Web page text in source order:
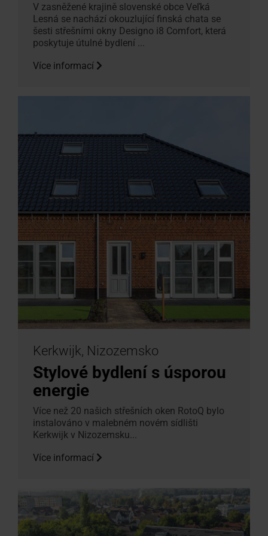
V zasněžené krajině slovenské obce Veľká
Lesná se nachází okouzlující finská chata se
šesti střešními okny Designo i8 Comfort, která
poskytuje útulné bydlení ...
Více informací
Kerkwijk, Nizozemsko
Stylové bydlení s úsporou
energie
Více než 20 našich střešních oken RotoQ bylo
instalováno v malebném novém sídlišti
Kerkwijk v Nizozemsku...
Více informací